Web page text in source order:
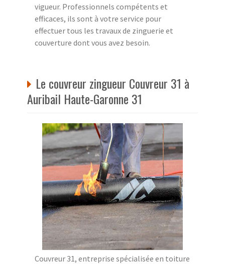
vigueur. Professionnels compétents et
efficaces, ils sont à votre service pour
effectuer tous les travaux de zinguerie et
couverture dont vous avez besoin.
Le couvreur zingueur Couvreur 31 à
Auribail Haute-Garonne 31
Couvreur 31, entreprise spécialisée en toiture